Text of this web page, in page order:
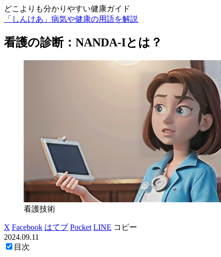
どこよりも分かりやすい健康ガイド
「しんけあ」病気や健康の用語を解説
看護の診断：NANDA-Iとは？
看護技術
X Facebook はてブ Pocket LINE コピー
2024.09.11
目次